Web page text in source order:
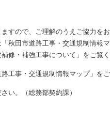
すので、ご理解のうえご協力をお
秋田市道路工事・交通規制情報マ
修・補強工事について」をご覧く
工事・交通規制情報マップ」をご
い。（総務部契約課）